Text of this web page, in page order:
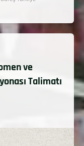
ve
Talimatı